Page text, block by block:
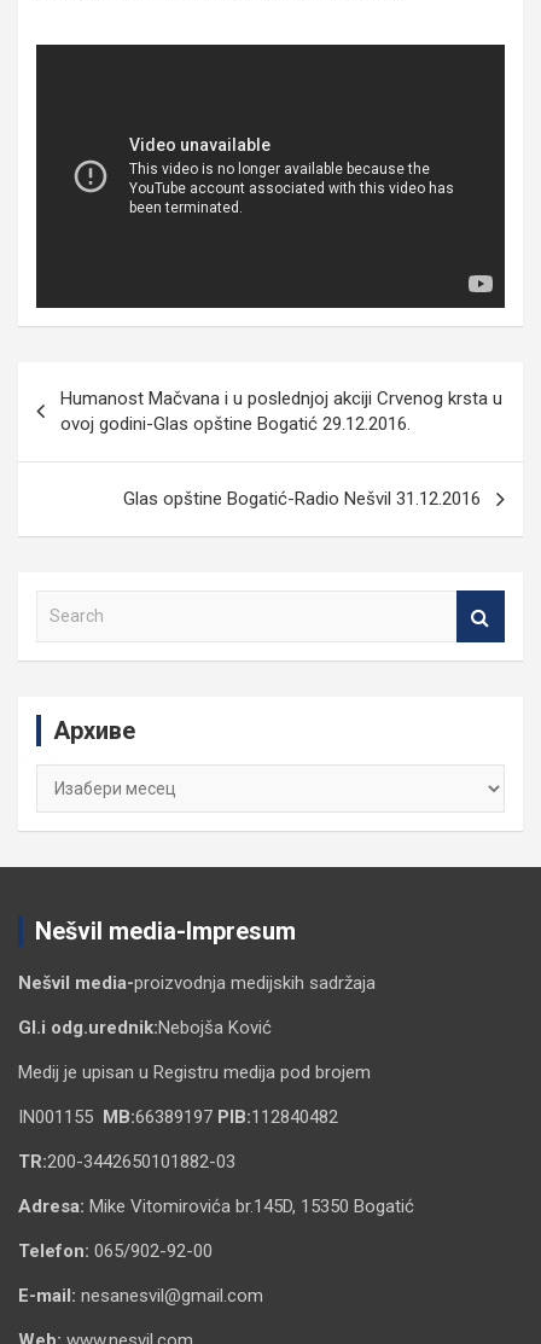
чланка
Humanost Mačvana i u poslednjoj akciji Crvenog krsta u
ovoj godini-Glas opštine Bogatić 29.12.2016.
Glas opštine Bogatić-Radio Nešvil 31.12.2016
Архиве
Архиве
Nešvil media-Impresum
Nešvil media-proizvodnja medijskih sadržaja
Gl.i odg.urednik:Nebojša Ković
Medij je upisan u Registru medija pod brojem
IN001155 MB:66389197 PIB:112840482
TR:200-3442650101882-03
Adresa: Mike Vitomirovića br.145D, 15350 Bogatić
Telefon: 065/902-92-00
E-mail: nesanesvil@gmail.com